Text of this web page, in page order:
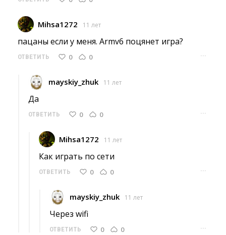
Mihsa1272 11 лет
пацаны если у меня. Armv6 поцянет игра?
ОТВЕТИТЬ 0 0 ···
mayskiy_zhuk 11 лет
Да
ОТВЕТИТЬ 0 0 ···
Mihsa1272 11 лет
Как играть по сети
ОТВЕТИТЬ 0 0 ···
mayskiy_zhuk 11 лет
Через wifi
ОТВЕТИТЬ 0 0 ···